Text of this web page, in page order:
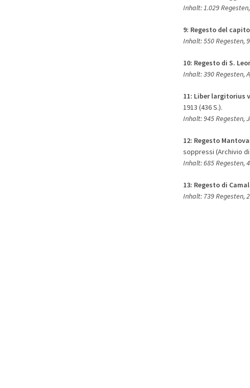
Inhalt: 1.029
9: Regesto del
Inhalt: 550 Regesten,
10: Regesto di S.
Inhalt: 390 Regesten,
11: Liber largitorius
1913 (436 S.).
Inhalt: 945 Regesten,
12: Regesto
soppressi (Archivio di
Inhalt: 685 Regesten,
13: Regesto di
Inhalt: 739 Regesten,